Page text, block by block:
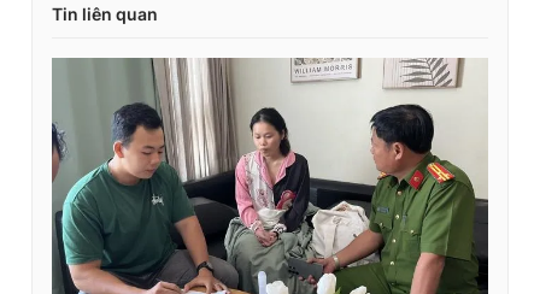
e
m
e
t
n
Tin liên quan